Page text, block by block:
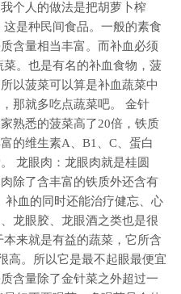
个人的做法是把胡萝卜榨
是种民间食品。一般的素食
含量相当丰富。而补血必须
。也是有名的补血食物，菠
以菠菜可以算是补血蔬菜中
那就多吃点蔬菜吧。 金针
熟悉的菠菜高了20倍，铁质
的维生素A、B1、C、蛋白
龙眼肉：龙眼肉就是桂圆
除了含丰富的铁质外还含有
血的同时还能治疗健忘、心
龙眼胶、龙眼酒之类也是很
来就是有益的蔬菜，它所含
高。所以它是最不起眼最便宜
含量除了金针菜之外超过一